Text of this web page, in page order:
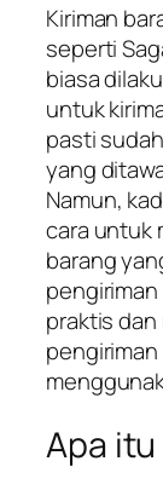
Kiriman
seperti
biasa
untuk
pasti
yang
Namun,
cara untuk
barang
praktis
Apa itu